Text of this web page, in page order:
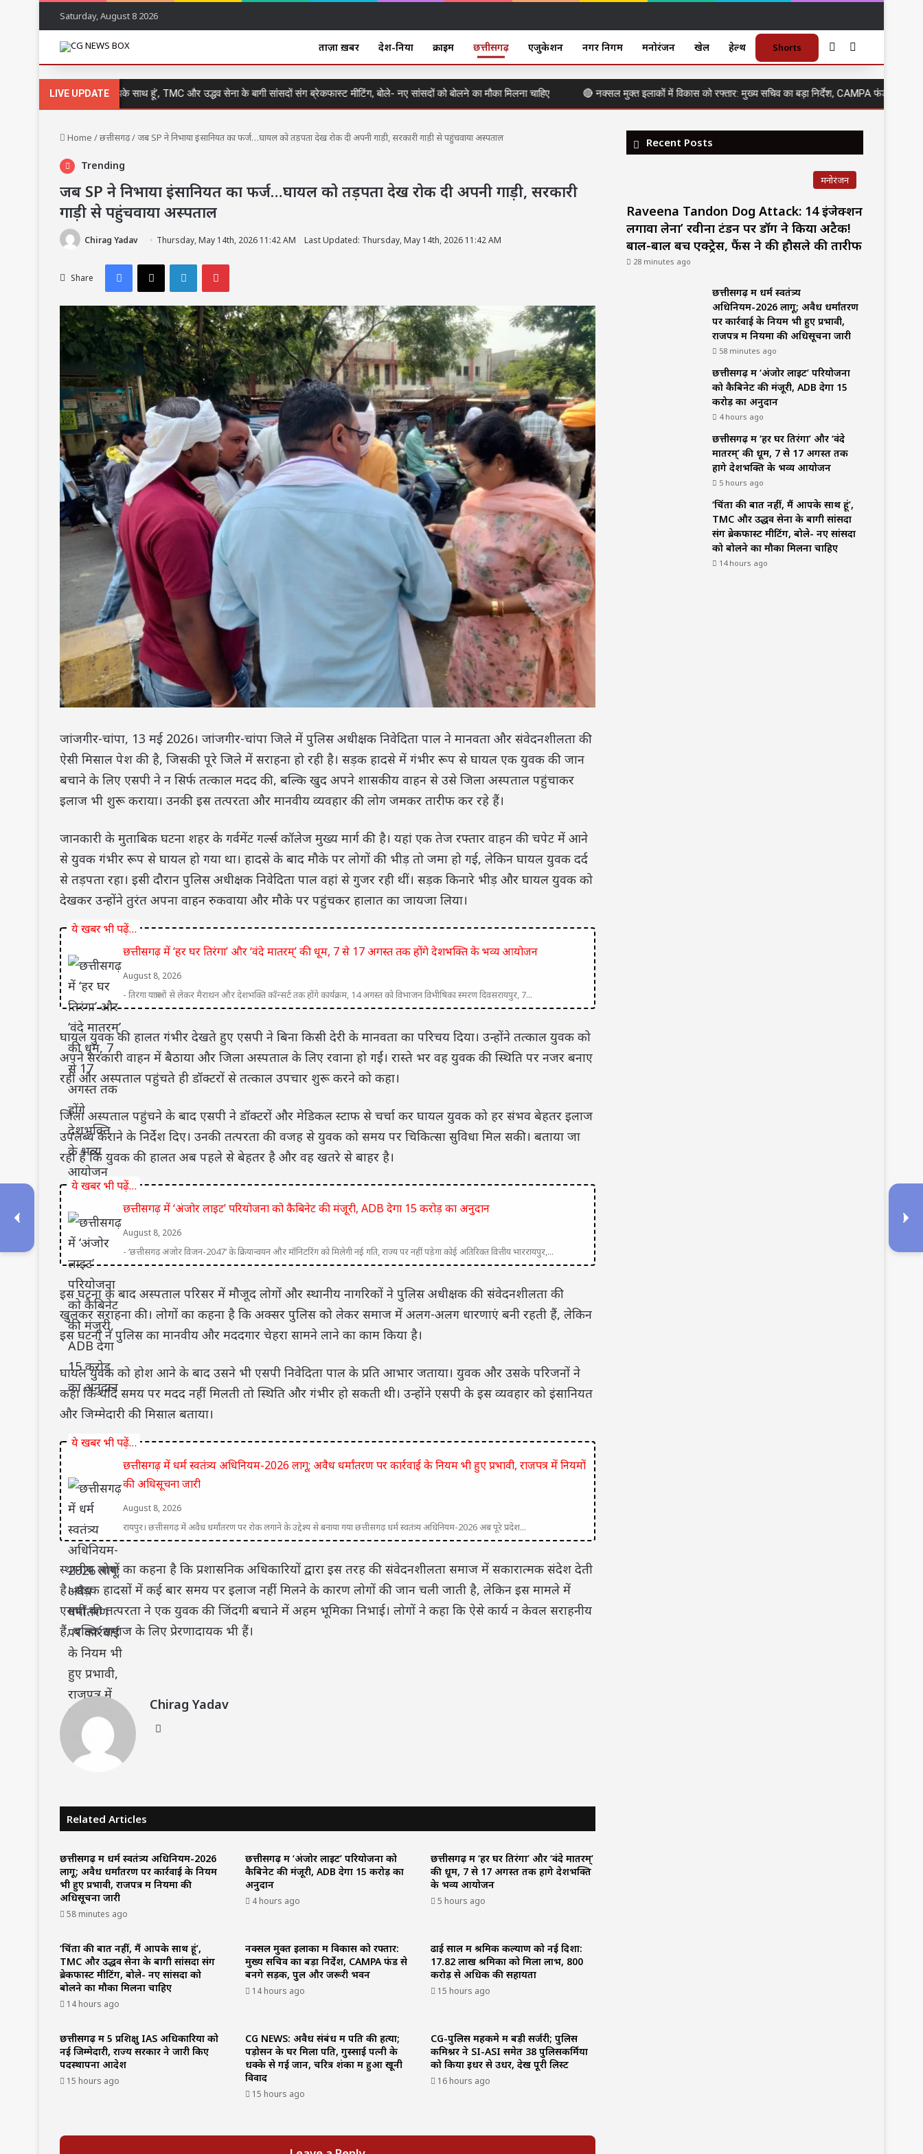
Saturday, August 8 2026
ताज़ा ख़बर देश-दुनिया क्राइम छत्तीसगढ़ एजुकेशन नगर निगम मनोरंजन खेल हेल्थ Shorts Sidebar
LIVE UPDATE
🔴 ‘चिंता की बात नहीं, मैं आपके साथ हूं’, TMC और उद्धव सेना के बागी सांसदों संग ब्रेकफास्ट मीटिंग, बोले- नए सांसदों को बोलने का मौका मिलना चाहिए 🔴 नक्सल मुक्त इलाकों में विकास को रफ्तार: मुख्य सचिव का बड़ा निर्देश, CAMPA फंड से बनेंगे
Home /छत्तीसगढ़/जब SP ने निभाया इंसानियत का फर्ज…घायल को तड़पता देख रोक दी अपनी गाड़ी, सरकारी गाड़ी से पहुंचवाया अस्पताल
Trending
जब SP ने निभाया इंसानियत का फर्ज…घायल को तड़पता देख रोक दी अपनी गाड़ी, सरकारी
गाड़ी से पहुंचवाया अस्पताल
Chirag Yadav Thursday, May 14th, 2026 11:42 AM Last Updated: Thursday, May 14th, 2026 11:42 AM
Share
Facebook
X LinkedInPinterest
जांजगीर-चांपा, 13 मई 2026। जांजगीर-चांपा जिले में पुलिस अधीक्षक निवेदिता पाल ने मानवता और संवेदनशीलता की
ऐसी मिसाल पेश की है, जिसकी पूरे जिले में सराहना हो रही है। सड़क हादसे में गंभीर रूप से घायल एक युवक की जान
बचाने के लिए एसपी ने न सिर्फ तत्काल मदद की, बल्कि खुद अपने शासकीय वाहन से उसे जिला अस्पताल पहुंचाकर
इलाज भी शुरू कराया। उनकी इस तत्परता और मानवीय व्यवहार की लोग जमकर तारीफ कर रहे हैं।
जानकारी के मुताबिक घटना शहर के गर्वमेंट गर्ल्स कॉलेज मुख्य मार्ग की है। यहां एक तेज रफ्तार वाहन की चपेट में आने
से युवक गंभीर रूप से घायल हो गया था। हादसे के बाद मौके पर लोगों की भीड़ तो जमा हो गई, लेकिन घायल युवक दर्द
से तड़पता रहा। इसी दौरान पुलिस अधीक्षक निवेदिता पाल वहां से गुजर रही थीं। सड़क किनारे भीड़ और घायल युवक को
देखकर उन्होंने तुरंत अपना वाहन रुकवाया और मौके पर पहुंचकर हालात का जायजा लिया।
ये खबर भी पढ़ें…
छत्तीसगढ़ में ‘हर घर तिरंगा’ और ‘वंदे मातरम्’ की धूम, 7 से 17 अगस्त तक होंगे देशभक्ति के भव्य आयोजन
August 8, 2026
- तिरंगा यात्राओं से लेकर मैराथन और देशभक्ति कॉन्सर्ट तक होंगे कार्यक्रम, 14 अगस्त को विभाजन विभीषिका स्मरण दिवसरायपुर, 7...
घायल युवक की हालत गंभीर देखते हुए एसपी ने बिना किसी देरी के मानवता का परिचय दिया। उन्होंने तत्काल युवक को
अपने सरकारी वाहन में बैठाया और जिला अस्पताल के लिए रवाना हो गईं। रास्ते भर वह युवक की स्थिति पर नजर बनाए
रहीं और अस्पताल पहुंचते ही डॉक्टरों से तत्काल उपचार शुरू करने को कहा।
जिला अस्पताल पहुंचने के बाद एसपी ने डॉक्टरों और मेडिकल स्टाफ से चर्चा कर घायल युवक को हर संभव बेहतर इलाज
उपलब्ध कराने के निर्देश दिए। उनकी तत्परता की वजह से युवक को समय पर चिकित्सा सुविधा मिल सकी। बताया जा
रहा है कि युवक की हालत अब पहले से बेहतर है और वह खतरे से बाहर है।
ये खबर भी पढ़ें…
छत्तीसगढ़ में ‘अंजोर लाइट’ परियोजना को कैबिनेट की मंजूरी, ADB देगा 15 करोड़ का अनुदान
August 8, 2026
- ‘छत्तीसगढ़ अंजोर विजन-2047’ के क्रियान्वयन और मॉनिटरिंग को मिलेगी नई गति, राज्य पर नहीं पड़ेगा कोई अतिरिक्त वित्तीय भाररायपुर,...
इस घटना के बाद अस्पताल परिसर में मौजूद लोगों और स्थानीय नागरिकों ने पुलिस अधीक्षक की संवेदनशीलता की
खुलकर सराहना की। लोगों का कहना है कि अक्सर पुलिस को लेकर समाज में अलग-अलग धारणाएं बनी रहती हैं, लेकिन
इस घटना ने पुलिस का मानवीय और मददगार चेहरा सामने लाने का काम किया है।
घायल युवक को होश आने के बाद उसने भी एसपी निवेदिता पाल के प्रति आभार जताया। युवक और उसके परिजनों ने
कहा कि यदि समय पर मदद नहीं मिलती तो स्थिति और गंभीर हो सकती थी। उन्होंने एसपी के इस व्यवहार को इंसानियत
और जिम्मेदारी की मिसाल बताया।
ये खबर भी पढ़ें…
छत्तीसगढ़ में धर्म स्वतंत्र्य अधिनियम-2026 लागू; अवैध धर्मांतरण पर कार्रवाई के नियम भी हुए प्रभावी, राजपत्र में नियमों
की अधिसूचना जारी
August 8, 2026
रायपुर। छत्तीसगढ़ में अवैध धर्मांतरण पर रोक लगाने के उद्देश्य से बनाया गया छत्तीसगढ़ धर्म स्वतंत्र्य अधिनियम-2026 अब पूरे प्रदेश...
स्थानीय लोगों का कहना है कि प्रशासनिक अधिकारियों द्वारा इस तरह की संवेदनशीलता समाज में सकारात्मक संदेश देती
है। सड़क हादसों में कई बार समय पर इलाज नहीं मिलने के कारण लोगों की जान चली जाती है, लेकिन इस मामले में
एसपी की तत्परता ने एक युवक की जिंदगी बचाने में अहम भूमिका निभाई। लोगों ने कहा कि ऐसे कार्य न केवल सराहनीय
हैं, बल्कि समाज के लिए प्रेरणादायक भी हैं।
Chirag Yadav
Related Articles
छत्तीसगढ़ में धर्म स्वतंत्र्य अधिनियम-2026
लागू; अवैध धर्मांतरण पर कार्रवाई के नियम
भी हुए प्रभावी, राजपत्र में नियमों की
अधिसूचना जारी
58 minutes ago
छत्तीसगढ़ में ‘अंजोर लाइट’ परियोजना को
कैबिनेट की मंजूरी, ADB देगा 15 करोड़ का
अनुदान
4 hours ago
छत्तीसगढ़ में ‘हर घर तिरंगा’ और ‘वंदे मातरम्’
की धूम, 7 से 17 अगस्त तक होंगे देशभक्ति
के भव्य आयोजन
5 hours ago
‘चिंता की बात नहीं, मैं आपके साथ हूं’,
TMC और उद्धव सेना के बागी सांसदों संग
ब्रेकफास्ट मीटिंग, बोले- नए सांसदों को
बोलने का मौका मिलना चाहिए
14 hours ago
नक्सल मुक्त इलाकों में विकास को रफ्तार:
मुख्य सचिव का बड़ा निर्देश, CAMPA फंड से
बनेंगे सड़क, पुल और जरूरी भवन
14 hours ago
ढाई साल में श्रमिक कल्याण को नई दिशा:
17.82 लाख श्रमिकों को मिला लाभ, ₹800
करोड़ से अधिक की सहायता
15 hours ago
छत्तीसगढ़ में 5 प्रशिक्षु IAS अधिकारियों को
नई जिम्मेदारी, राज्य सरकार ने जारी किए
पदस्थापना आदेश
15 hours ago
CG NEWS: अवैध संबंध में पति की हत्या;
पड़ोसन के घर मिला पति, गुस्साई पत्नी के
धक्के से गई जान, चरित्र शंका में हुआ खूनी
विवाद
15 hours ago
CG-पुलिस महकमे में बड़ी सर्जरी; पुलिस
कमिश्नर ने SI-ASI समेत 38 पुलिसकर्मियों
को किया इधर से उधर, देखें पूरी लिस्ट
16 hours ago
Recent Posts
मनोरंजन
Raveena Tandon Dog Attack: 14 इंजेक्शन
लगावा लेना’ रवीना टंडन पर डॉग ने किया अटैक!
बाल-बाल बचीं एक्ट्रेस, फैंस ने की हौसले की तारीफ
28 minutes ago
छत्तीसगढ़ में धर्म स्वतंत्र्य
अधिनियम-2026 लागू; अवैध धर्मांतरण
पर कार्रवाई के नियम भी हुए प्रभावी,
राजपत्र में नियमों की अधिसूचना जारी
58 minutes ago
छत्तीसगढ़ में ‘अंजोर लाइट’ परियोजना
को कैबिनेट की मंजूरी, ADB देगा 15
करोड़ का अनुदान
4 hours ago
छत्तीसगढ़ में ‘हर घर तिरंगा’ और ‘वंदे
मातरम्’ की धूम, 7 से 17 अगस्त तक
होंगे देशभक्ति के भव्य आयोजन
5 hours ago
‘चिंता की बात नहीं, मैं आपके साथ हूं’,
TMC और उद्धव सेना के बागी सांसदों
संग ब्रेकफास्ट मीटिंग, बोले- नए सांसदों
को बोलने का मौका मिलना चाहिए
14 hours ago